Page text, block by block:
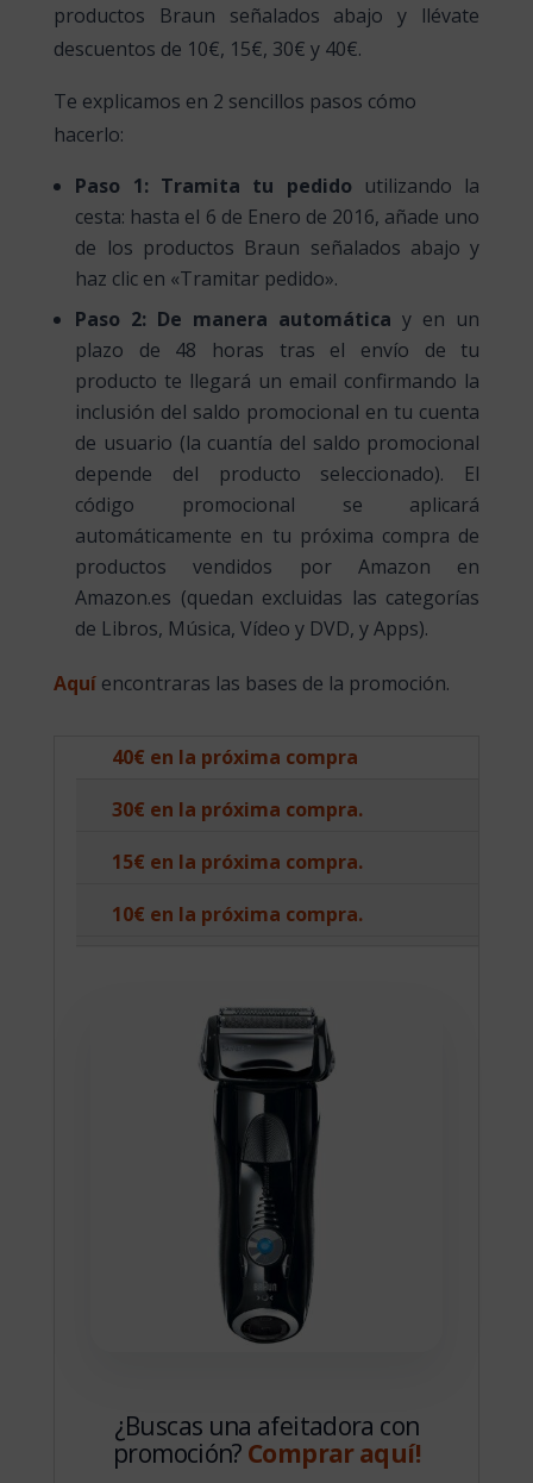
productos Braun señalados abajo y llévate
descuentos de 10€, 15€, 30€ y 40€.
Te explicamos en 2 sencillos pasos cómo
hacerlo:
Paso 1: Tramita tu pedidoutilizando la
cesta: hasta el 6 de Enero de 2016, añade uno
de los productos Braun señalados abajo y
haz clic en «Tramitar pedido».
Paso 2: De manera automática y en un
plazo de 48 horas tras el envío de tu
producto te llegará un email confirmando la
inclusión del saldo promocional en tu cuenta
de usuario (la cuantía del saldo promocional
depende del producto seleccionado). El
código promocional se aplicará
automáticamente en tu próxima compra de
productos vendidos por Amazon en
Amazon.es (quedan excluidas las categorías
de Libros, Música, Vídeo y DVD, y Apps).
Aquí encontraras las bases de la promoción.
40€ en la próxima compra
30€ en la próxima compra.
15€ en la próxima compra.
10€ en la próxima compra.
¿Buscas una afeitadora con
promoción? Comprar aquí!